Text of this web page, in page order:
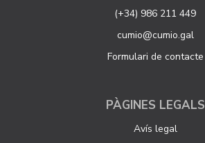
(+34) 986 211 449
cumio@cumio.gal
Formulari de contacte
PÀGINES LEGALS
Avís legal